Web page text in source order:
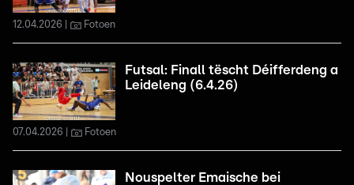
12.04.2026 Fotoen
Futsal: Finall tëscht Déifferdeng a
Leideleng (6.4.26)
07.04.2026 Fotoen
Nouspelter Emaische bei